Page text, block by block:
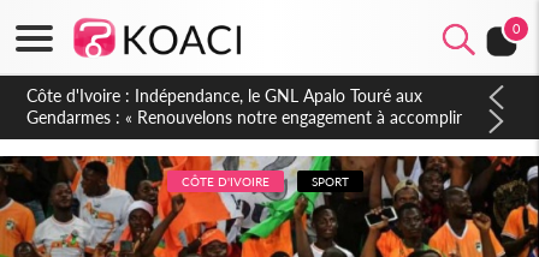
0
Sierra Leone : Un projet de réforme constitutionnelle en
gestation, points clés des amendements, un exclu d'avance
CÔTE D'IVOIRE SPORT